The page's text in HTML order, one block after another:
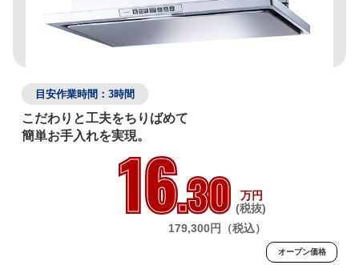
目安作業時間：3時間
こだわりと工夫をちりばめて
16.30
万円
(税抜)
179,300円（税込）
オープン価格